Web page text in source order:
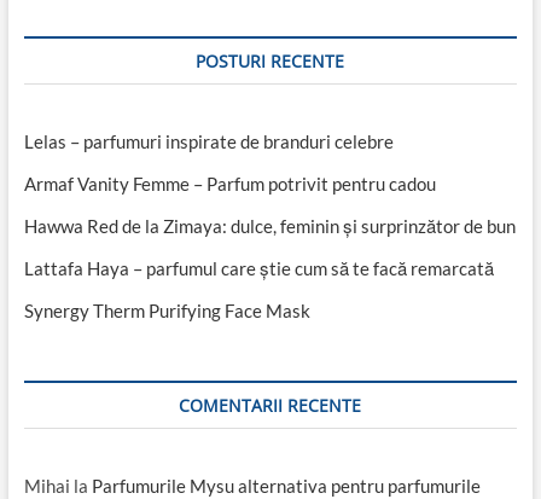
POSTURI RECENTE
Lelas – parfumuri inspirate de branduri celebre
Armaf Vanity Femme – Parfum potrivit pentru cadou
Hawwa Red de la Zimaya: dulce, feminin și surprinzător de bun
Lattafa Haya – parfumul care știe cum să te facă remarcată
Synergy Therm Purifying Face Mask
COMENTARII RECENTE
Mihai la Parfumurile Mysu alternativa pentru parfumurile